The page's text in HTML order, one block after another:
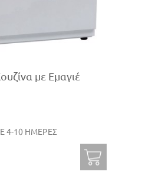
με Εμαγιέ
4-10 ΗΜΕΡΕΣ